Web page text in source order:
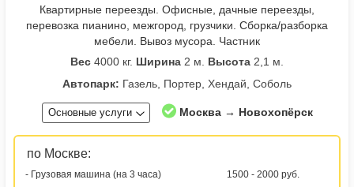
Квартирные переезды. Офисные, дачные переезды,
перевозка пианино, межгород, грузчики. Сборка/разборка
мебели. Вывоз мусора. Частник
Вес 4000 кг. Ширина 2 м. Высота 2,1 м.
Автопарк: Газель, Портер, Хендай, Соболь
Основные услуги Москва → Новохопёрск
по Москве:
- Грузовая машина (на 3 часа)
1500 - 2000 руб.